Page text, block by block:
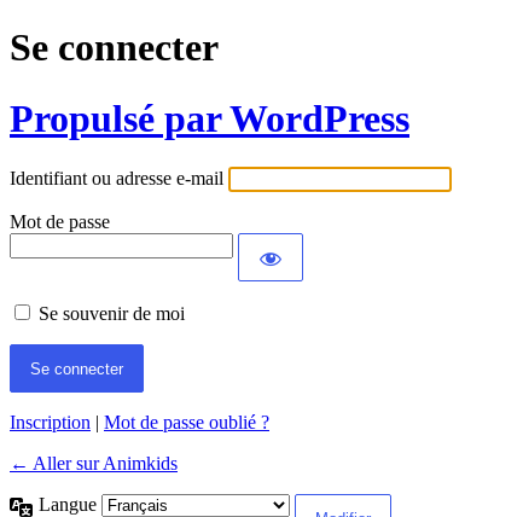
Se connecter
Propulsé par WordPress
Identifiant ou adresse e-mail
Mot de passe
Se souvenir de moi
Inscription | Mot de passe oublié ?
← Aller sur Animkids
Langue